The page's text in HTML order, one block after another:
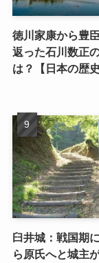
徳川家康から豊
返った石川数正
は？【日本の歴
臼井城：戦国期
ら原氏へと城主